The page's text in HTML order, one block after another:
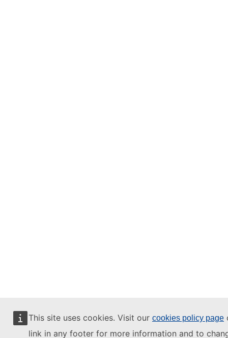
This site uses cookies. Visit our cookies policy page
link in any footer for more information and to